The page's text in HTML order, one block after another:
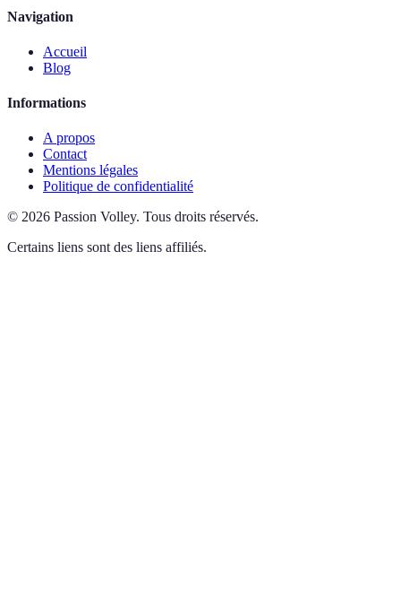
Navigation
Accueil
Blog
Informations
A propos
Contact
Mentions légales
Politique de confidentialité
© 2026 Passion Volley. Tous droits réservés.
Certains liens sont des liens affiliés.